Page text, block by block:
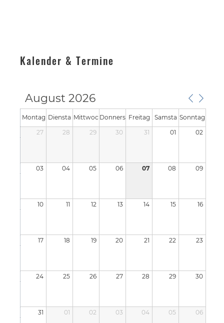
Kalender & Termine
August 2026
Montag Diensta Mittwoc Donners
tag
Freitag
Samsta Sonntag
27
28 29 30 31 01 02
03 04 05 06 07 08 09
10 11 12 13 14 15 16
17 18 19 20 21 22 23
24 25 26 27 28 29 30
31 01 02 03 04 05 06